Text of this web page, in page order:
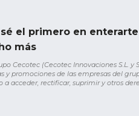
el primero en
más
Cecotec (Cecotec Innovaciones S.L. y
promociones de las empresas del
acceder, rectificar, suprimir y otros